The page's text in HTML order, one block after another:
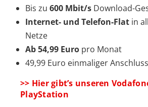
Bis zu 600 Mbit/s Download-
Internet- und Telefon-Flat in
Netze
Ab 54,99 Euro pro Monat
49,99 Euro einmaliger
>> Hier gibt’s unseren
PlayStation